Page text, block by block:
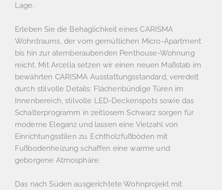
Lage.
Erleben Sie die Behaglichkeit eines CARISMA
Wohntraums, der vom gemütlichen Micro-Apartment
bis hin zur atemberaubenden Penthouse-Wohnung
reicht. Mit Arcella setzen wir einen neuen Maßstab im
bewährten CARISMA Ausstattungsstandard, veredelt
durch stilvolle Details: Flächenbündige Türen im
Innenbereich, stilvolle LED-Deckenspots sowie das
Schalterprogramm in zeitlosem Schwarz sorgen für
moderne Eleganz und lassen eine Vielzahl von
Einrichtungsstilen zu. Echtholzfußböden mit
Fußbodenheizung schaffen eine warme und
geborgene Atmosphäre.
Das nach Süden ausgerichtete Wohnprojekt mit